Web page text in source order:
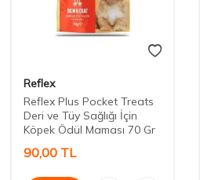
Reflex
Reflex Plus Pocket Treats
Deri ve Tüy Sağlığı İçin
Köpek Ödül Maması 70 Gr
90,00 TL